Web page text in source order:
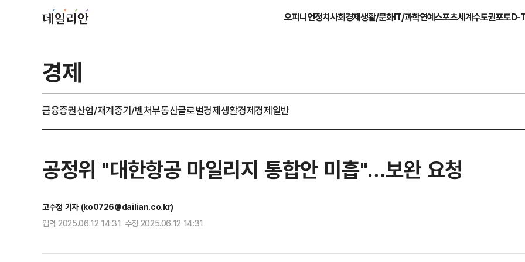
오피니언정치사회경제생활/문화IT/과학연예스포츠세계수도권포토D-
경제
금융증권산업/재계중기/벤처부동산글로벌경제생활경제경제일반
공정위 "대한항공 마일리지 통합안 미흡"…보완 요청
고수정 기자 (ko0726@dailian.co.kr)
입력 2025.06.12 14:31 수정 2025.06.12 14:31